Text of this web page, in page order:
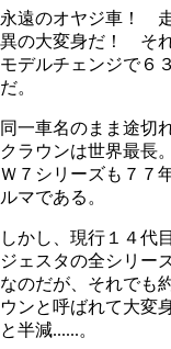
永遠のオヤジ車！
異の大変身だ！ そ
モデルチェンジで６
だ。
同一車名のまま途切
クラウンは世界最長
Ｗ７シリーズも７７
ルマである。
しかし、現行１４代
ジェスタの全シリー
なのだが、それでも
ウンと呼ばれて大変
と半減......。